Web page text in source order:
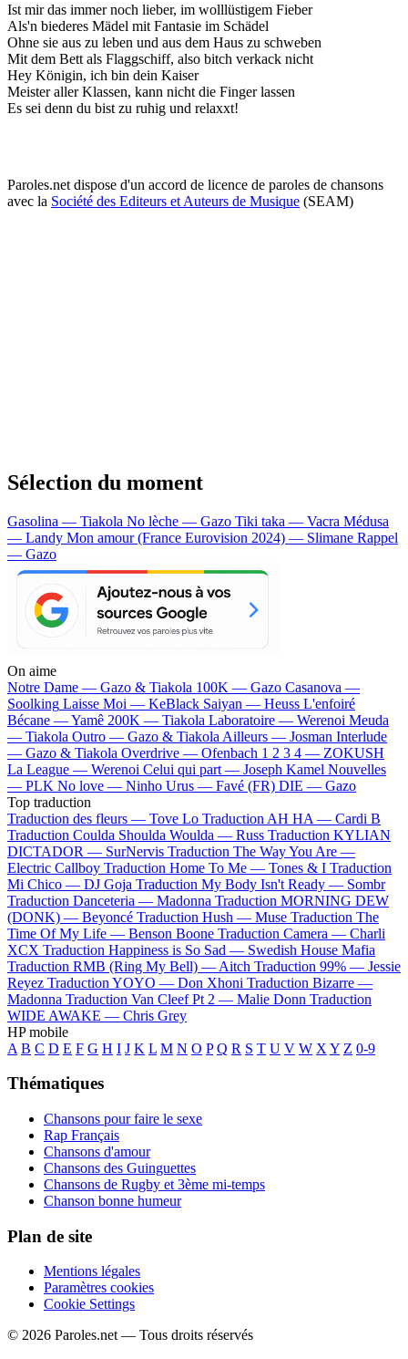
Ist mir das immer noch lieber, im wolllüstigem Fieber
Als'n biederes Mädel mit Fantasie im Schädel
Ohne sie aus zu leben und aus dem Haus zu schweben
Mit dem Bett als Flaggschiff, also bitch verkack nicht
Hey Königin, ich bin dein Kaiser
Meister aller Klassen, kann nicht die Finger lassen
Es sei denn du bist zu ruhig und relaxxt!
Paroles.net dispose d'un accord de licence de paroles de chansons
avec la Société des Editeurs et Auteurs de Musique (SEAM)
Sélection du moment
Gasolina — Tiakola No lèche — Gazo Tiki taka — Vacra Médusa
— Landy Mon amour (France Eurovision 2024) — Slimane Rappel
— Gazo
On aime
Notre Dame — Gazo & Tiakola 100K — Gazo Casanova —
Soolking Laisse Moi — KeBlack Saiyan — Heuss L'enfoiré
Bécane —Yamê 200K — Tiakola Laboratoire — Werenoi Meuda
— Tiakola Outro — Gazo & Tiakola Ailleurs — Josman Interlude
— Gazo & Tiakola Overdrive — Ofenbach 1 2 3 4 — ZOKUSH
La League — Werenoi Celui qui part — Joseph Kamel Nouvelles
— PLK No love — Ninho Urus — Favé (FR) DIE — Gazo
Top traduction
Traduction des fleurs — Tove Lo Traduction AH HA — Cardi B
Traduction Coulda Shoulda Woulda — Russ Traduction KYLIAN
DICTADOR — SurNervis Traduction The Way You Are —
Electric Callboy Traduction Home To Me — Tones & I Traduction
Mi Chico — DJ Goja Traduction My Body Isn't Ready — Sombr
Traduction Danceteria — Madonna Traduction MORNING DEW
(DONK) — Beyoncé Traduction Hush — Muse Traduction The
Time Of My Life — Benson Boone Traduction Camera — Charli
XCX Traduction Happiness is So Sad — Swedish House Mafia
Traduction RMB (Ring My Bell) — Aitch Traduction 99% — Jessie
Reyez Traduction YOYO — Don Xhoni Traduction Bizarre —
Madonna Traduction Van Cleef Pt 2 — Malie Donn Traduction
WIDE AWAKE — Chris Grey
HP mobile
A B C D E F G H I J K L M N O P Q R S T U V W X Y Z 0-9
Thématiques
Chansons pour faire le sexe
Rap Français
Chansons d'amour
Chansons des Guinguettes
Chansons de Rugby et 3ème mi-temps
Chanson bonne humeur
Plan de site
Mentions légales
Paramètres cookies
Cookie Settings
© 2026 Paroles.net — Tous droits réservés